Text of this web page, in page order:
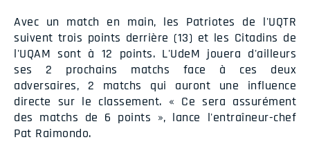
Avec un match en main, les Patriotes de l'UQTR
suivent trois points derrière (13) et les Citadins de
l'UQAM sont à 12 points. L'UdeM jouera d'ailleurs
ses 2 prochains matchs face à ces deux
adversaires, 2 matchs qui auront une influence
directe sur le classement. « Ce sera assurément
des matchs de 6 points », lance l'entraîneur-chef
Pat Raimondo.